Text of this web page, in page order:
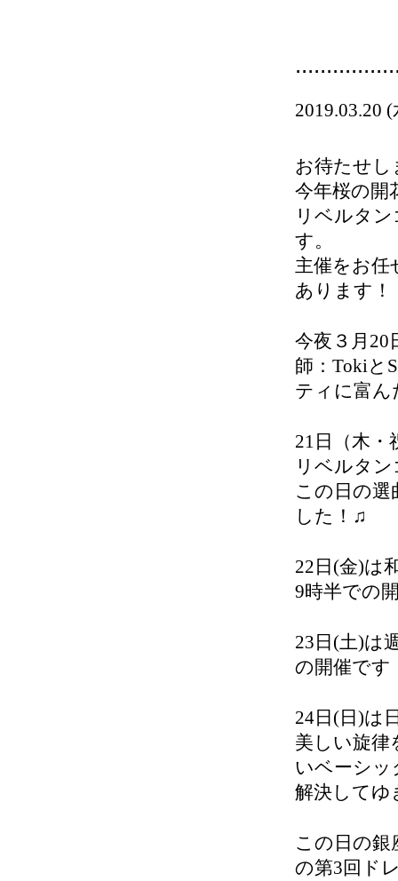
お待たせし
今年桜の開
リベルタ
す。
主催をお任
あります！
今夜３月20
師：Tokiと
ティに富ん
21日（木
リベルタ
この日の選
した！♫
22日(金)は
9時半での
23日(土)は
の開催です
24日(日)は
美しい旋律
いベーシ
解決してゆ
この日の銀
の第3回ド